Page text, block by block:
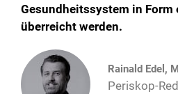
Gesundheitssystem in Form
überreicht werden.
Rainald Edel,
Periskop-